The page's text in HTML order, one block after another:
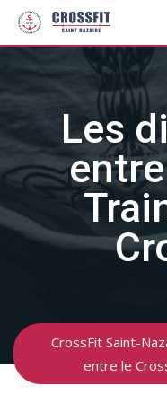
Skip
Les
CrossFit Saint-
entre le